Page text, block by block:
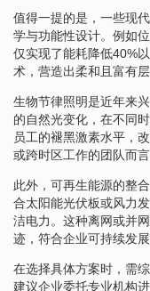
值得一提的是，一些现
学与功能性设计。例如
仅实现了能耗降低40%
术，营造出柔和且富有
生物节律照明是近年来
的自然光变化，在不同
员工的褪黑激素水平，
或跨时区工作的团队而
此外，可再生能源的整
合太阳能光伏板或风力
洁电力。这种离网或并
迹，符合企业可持续发展
在选择具体方案时，需
建议企业委托专业机构